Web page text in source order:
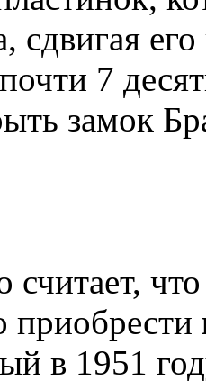
сдвигая
7
замок
считает,
в 1951